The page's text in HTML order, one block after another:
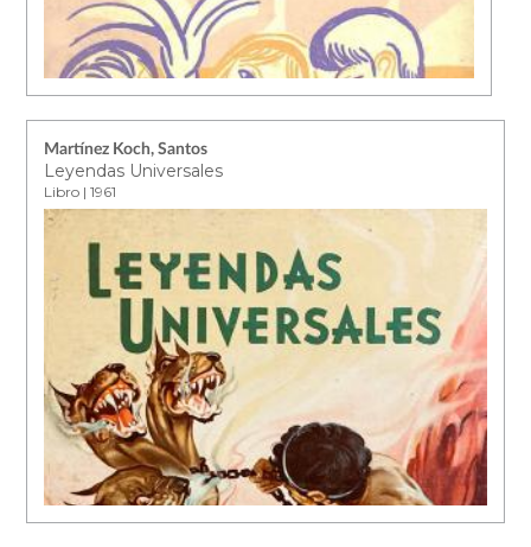
Martínez Koch, Santos
Leyendas Universales
Libro | 1961